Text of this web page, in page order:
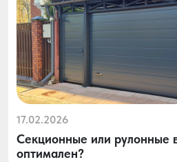
17.02.2026
Секционные или рулонные
оптимален?